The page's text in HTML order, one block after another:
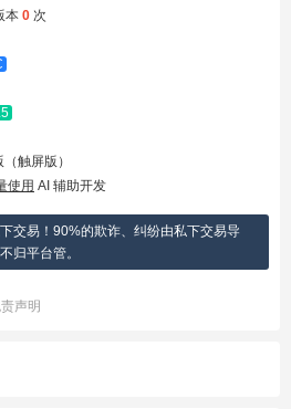
本 0 次
触屏版）
使用 AI 辅助开发
交易！90%的欺诈、纠纷由私下交易导
归平台管。
声明